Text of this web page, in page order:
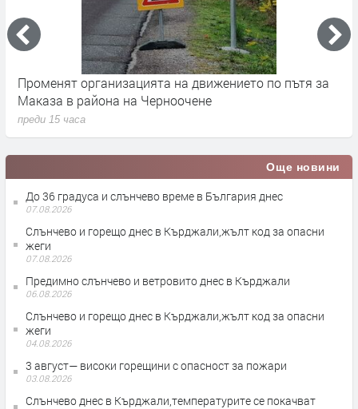
Променят организацията на движението по пътя за
Маказа в района на Черноочене
преди 15 часа
Още новини
До 36 градуса и слънчево време в България днес
07.08.2026
Слънчево и горещо днес в Кърджали,жълт код за опасни
жеги
07.08.2026
Предимно слънчево и ветровито днес в Кърджали
06.08.2026
Слънчево и горещо днес в Кърджали,жълт код за опасни
жеги
04.08.2026
3 август— високи горещини с опасност за пожари
03.08.2026
Слънчево днес в Кърджали,температурите се покачват